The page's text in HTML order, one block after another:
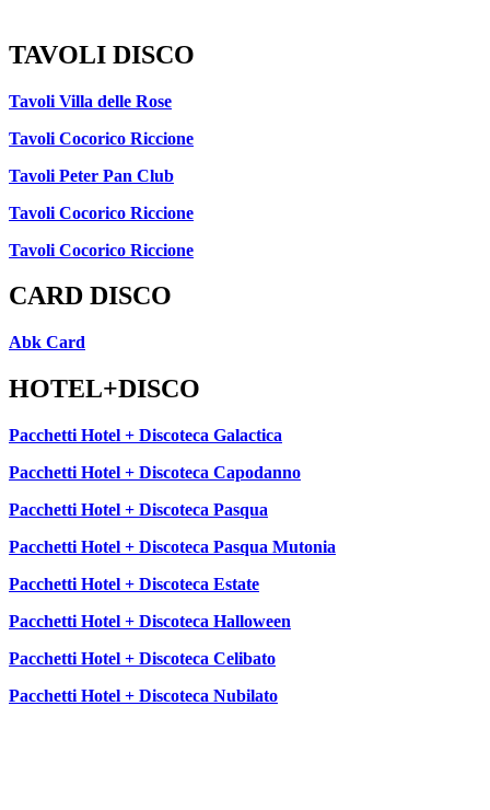
TAVOLI DISCO
Tavoli Villa delle Rose
Tavoli Cocorico Riccione
Tavoli Peter Pan Club
Tavoli Cocorico Riccione
Tavoli Cocorico Riccione
CARD DISCO
Abk Card
HOTEL+DISCO
Pacchetti Hotel + Discoteca Galactica
Pacchetti Hotel + Discoteca Capodanno
Pacchetti Hotel + Discoteca Pasqua
Pacchetti Hotel + Discoteca Pasqua Mutonia
Pacchetti Hotel + Discoteca Estate
Pacchetti Hotel + Discoteca Halloween
Pacchetti Hotel + Discoteca Celibato
Pacchetti Hotel + Discoteca Nubilato